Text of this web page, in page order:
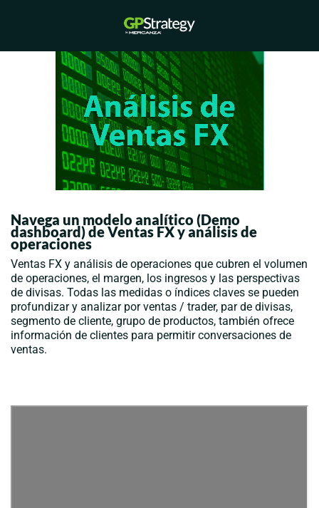
Navega un modelo analítico (Demo
dashboard) de Ventas FX y análisis de
operaciones
Ventas FX y análisis de operaciones que cubren el volumen
de operaciones, el margen, los ingresos y las perspectivas
de divisas. Todas las medidas o índices claves se pueden
profundizar y analizar por ventas / trader, par de divisas,
segmento de cliente, grupo de productos, también ofrece
información de clientes para permitir conversaciones de
ventas.